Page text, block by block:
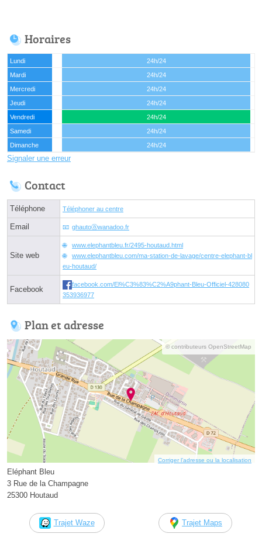
Horaires
Lundi
24h/24
Mardi
24h/24
Mercredi
24h/24
Jeudi
24h/24
Vendredi
24h/24
Samedi
24h/24
Dimanche
24h/24
Signaler une erreur
Contact
Téléphone Téléphoner au centre
Email ghautoⓐwanadoo.fr
Site web
www.elephantbleu.fr/2495-houtaud.html
www.elephantbleu.com/ma-station-de-lavage/centre-elephant-bl
eu-houtaud/
Facebook
facebook.com/El%C3%83%C2%A9phant-Bleu-Officiel-428080
353936977
Plan et adresse
© contributeurs OpenStreetMap
Corriger l’adresse ou la localisation
Eléphant Bleu
3 Rue de la Champagne
25300 Houtaud
Trajet Waze Trajet Maps